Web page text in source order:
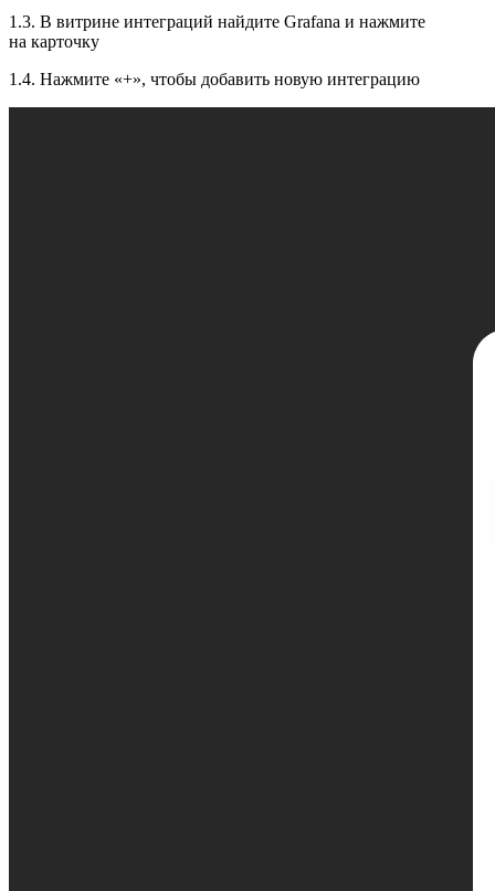
1.3. В витрине интеграций найдите Grafana и нажмите
на карточку
1.4. Нажмите «+», чтобы добавить новую интеграцию